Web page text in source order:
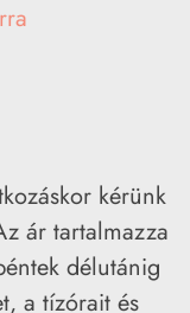
kérünk
ár tartalmazza
délutánig
a tízórait és